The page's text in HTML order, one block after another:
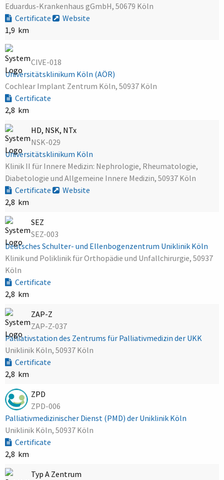
Eduardus-Krankenhaus gGmbH, 50679 Köln
Certificate
Website
1,9 km
CIVE-018
Universitätsklinikum Köln (AÖR)
Cochlear Implant Zentrum Köln, 50937 Köln
Certificate
2,8 km
HD, NSK, NTx
NSK-029
Universitätsklinikum Köln
Klinik II für Innere Medizin: Nephrologie, Rheumatologie,
Diabetologie und Allgemeine Innere Medizin, 50937 Köln
Certificate
Website
2,8 km
SEZ
SEZ-003
Deutsches Schulter- und Ellenbogenzentrum Uniklinik Köln
Klinik und Poliklinik für Orthopädie und Unfallchirurgie, 50937
Köln
Certificate
2,8 km
ZAP-Z
ZAP-Z-037
Palliativstation des Zentrums für Palliativmedizin der UKK
Uniklinik Köln, 50937 Köln
Certificate
2,8 km
ZPD
ZPD-006
Palliativmedizinischer Dienst (PMD) der Uniklinik Köln
Uniklinik Köln, 50937 Köln
Certificate
2,8 km
Typ A Zentrum